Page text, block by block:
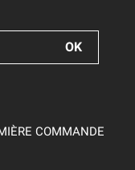
COMMANDE